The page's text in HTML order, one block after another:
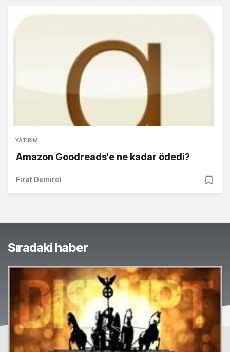
YATIRIM
Amazon Goodreads'e ne kadar ödedi?
Fırat Demirel
Sıradaki haber